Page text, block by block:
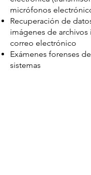
micrófonos
Recuperación de
imágenes de
correo electrónico
Exámenes forenses
sistemas